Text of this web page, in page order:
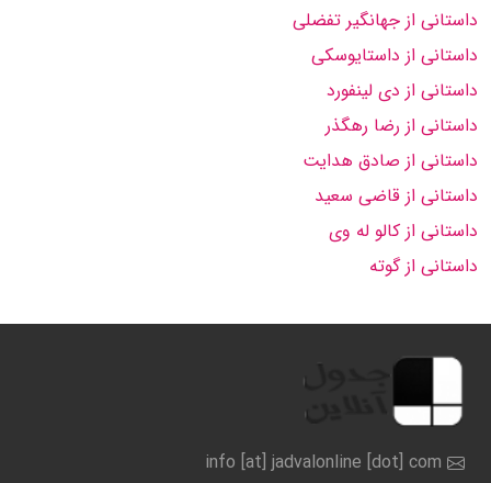
داستانی از جهانگیر تفضلی
داستانی از داستایوسکی
داستانی از دی لینفورد
داستانی از رضا رهگذر
داستانی از صادق هدایت
داستانی از قاضی سعید
داستانی از کالو له وی
داستانی از گوته
info [at] jadvalonline [dot] com